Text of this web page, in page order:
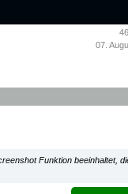
07.
Funktion beeinhaltet,